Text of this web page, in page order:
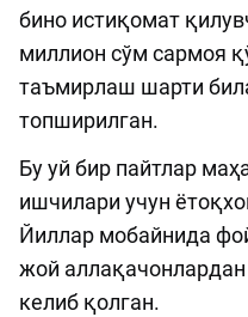
бино истиқомат
миллион сўм сармоя
таъмирлаш шарти
топширилган.
Бу уй бир пайтлар
ишчилари учун
Йиллар мобайнида
жой аллақачонлардан
келиб қолган.